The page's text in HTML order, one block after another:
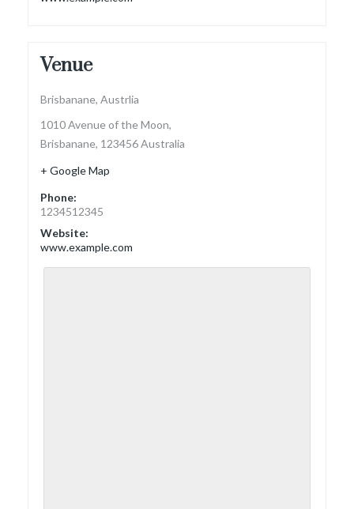
Venue
Brisbanane, Austrlia
1010 Avenue of the Moon,
Brisbanane, 123456Australia
+ Google Map
Phone:
1234512345
Website:
www.example.com